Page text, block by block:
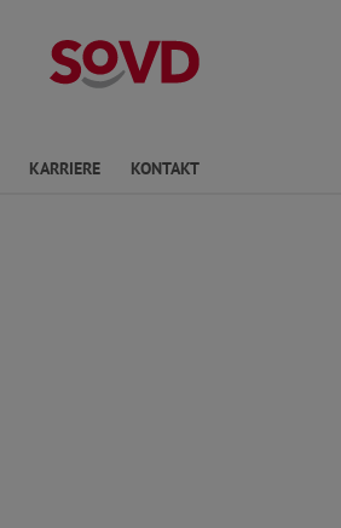
Kreisverband
KARRIERE KONTAKT